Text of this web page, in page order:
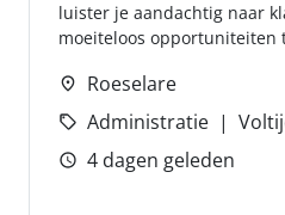
luister je aandachtig naar
moeiteloos opportuniteiten
Roeselare
Administratie
4 dagen geleden